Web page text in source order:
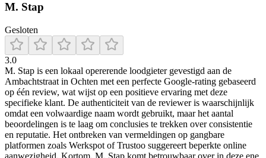
M. Stap
Gesloten
3.0
M. Stap is een lokaal opererende loodgieter gevestigd aan de
Ambachtstraat in Ochten met een perfecte Google-rating gebaseerd
op één review, wat wijst op een positieve ervaring met deze
specifieke klant. De authenticiteit van de reviewer is waarschijnlijk
omdat een volwaardige naam wordt gebruikt, maar het aantal
beoordelingen is te laag om conclusies te trekken over consistentie
en reputatie. Het ontbreken van vermeldingen op gangbare
platformen zoals Werkspot of Trustoo suggereert beperkte online
aanwezigheid. Kortom, M. Stap komt betrouwbaar over in deze ene